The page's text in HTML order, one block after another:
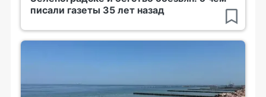
писали газеты 35 лет назад